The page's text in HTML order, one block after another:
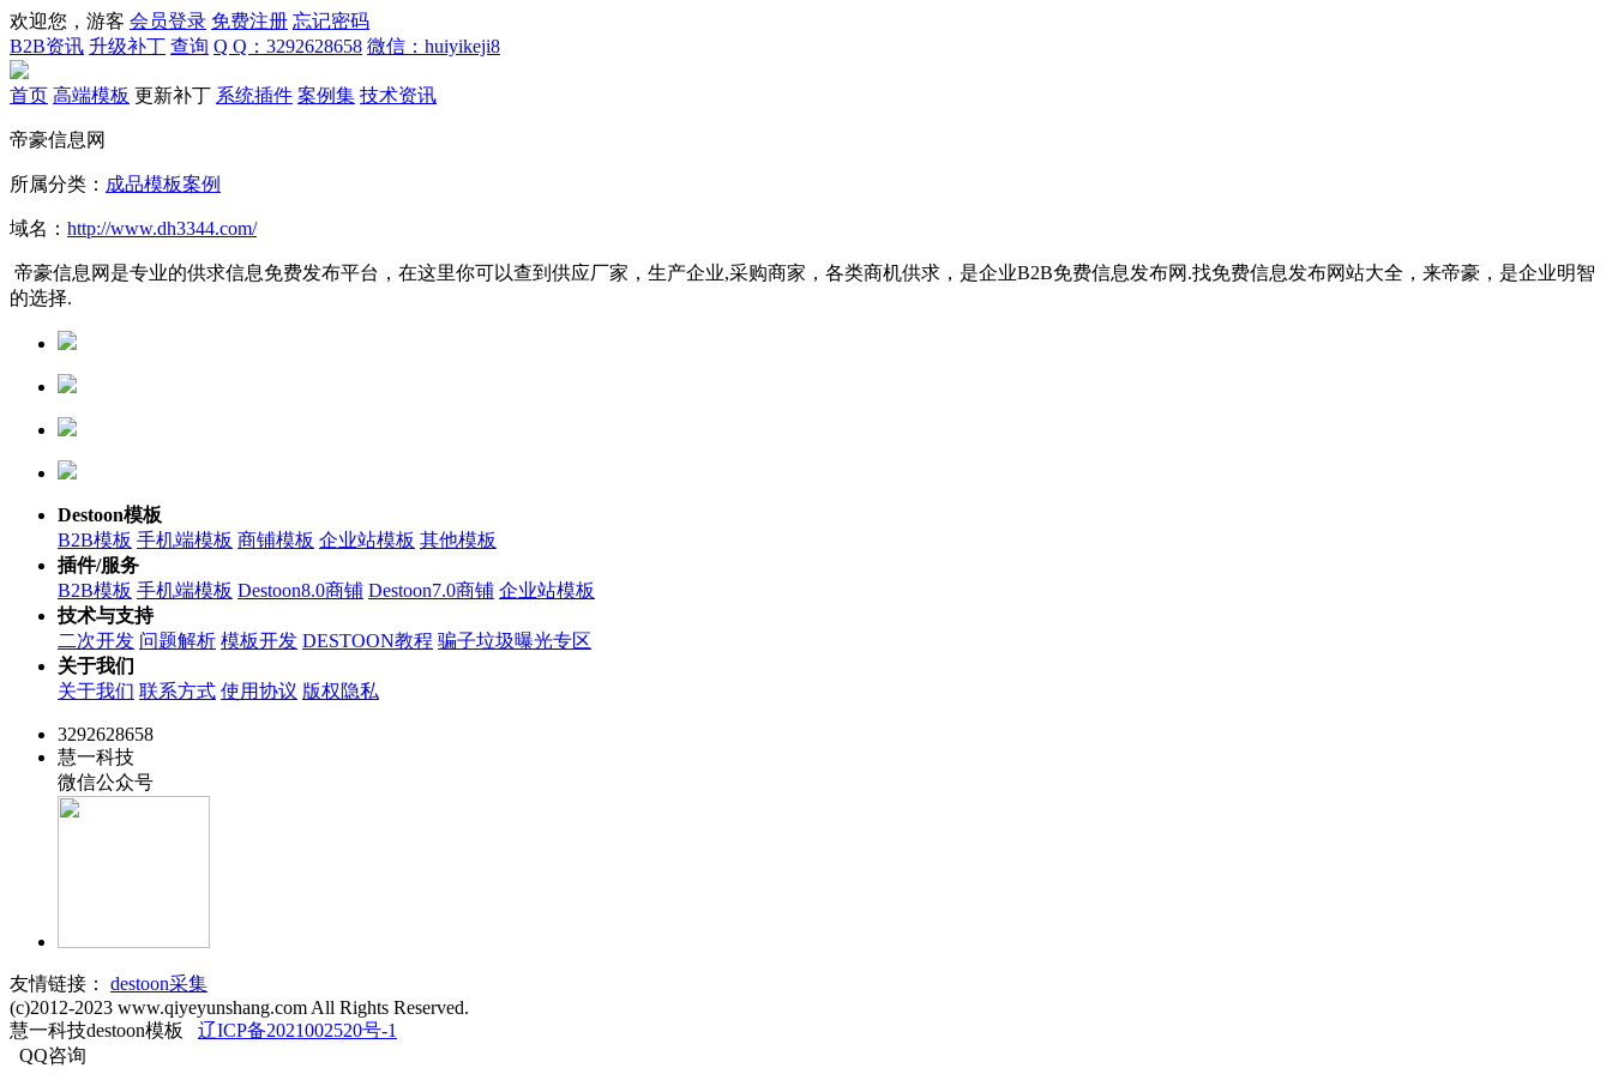
欢迎您，游客 会员登录 免费注册 忘记密码
B2B资讯 升级补丁 查询 Q Q：3292628658 微信：huiyikeji8
首页 高端模板 更新补丁 系统插件 案例集 技术资讯
帝豪信息网
所属分类： 成品模板案例
域名： http://www.dh3344.com/
帝豪信息网是专业的供求信息免费发布平台，在这里你可以查到供应厂家，生产企业,采购商家，各类商机供求，是企业B2B免费信息发布网.找免费信息发布网站大全，来帝豪，是企业明智
的选择.
Destoon模板
B2B模板 手机端模板 商铺模板 企业站模板 其他模板
插件/服务
B2B模板 手机端模板 Destoon8.0商铺 Destoon7.0商铺 企业站模板
技术与支持
二次开发 问题解析 模板开发 DESTOON教程 骗子垃圾曝光专区
关于我们
关于我们 联系方式 使用协议 版权隐私
3292628658
慧一科技
微信公众号
友情链接：
destoon采集
(c)2012-2023 www.qiyeyunshang.com All Rights Reserved.
慧一科技destoon模板 辽ICP备2021002520号-1
QQ咨询